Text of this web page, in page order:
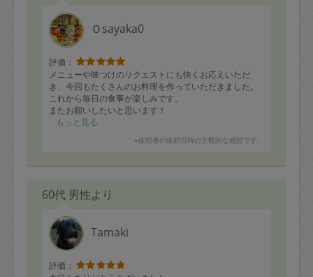
Ｏsayaka0
評価：
メニューや味つけのリクエストにも快くお応えいただ
き、今回もたくさんのお料理を作っていただきました。
これから毎日の食事が楽しみです。
またお願いしたいと思います！
もっと見る
※依頼者の依頼当時の主観的な感想です。
60代 男性より
Tamaki
評価：